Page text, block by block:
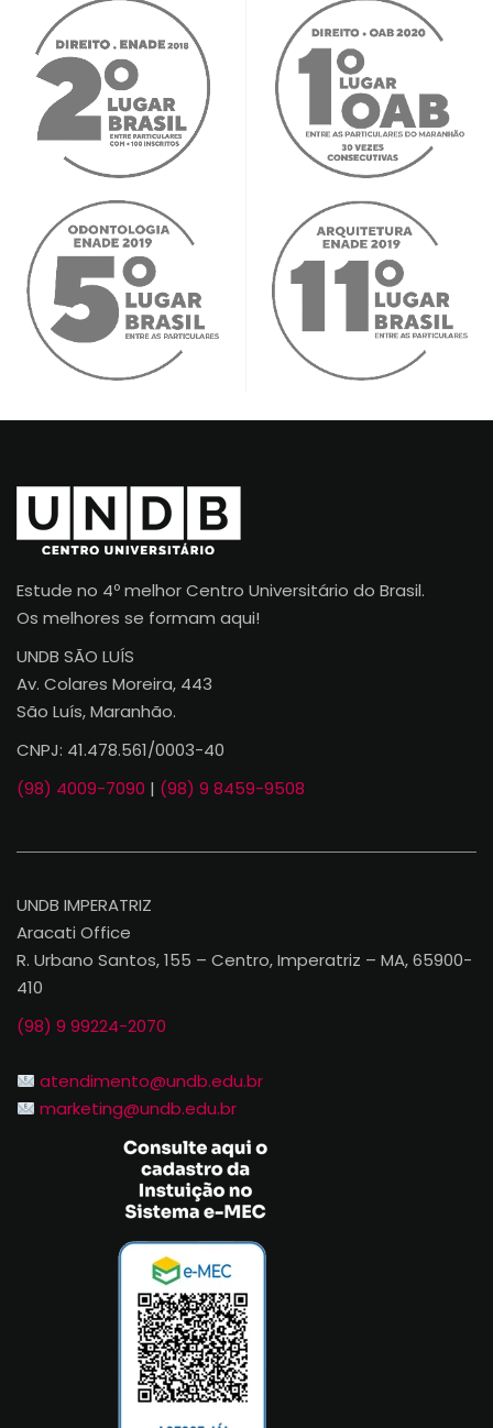
Estude no 4º melhor Centro Universitário do Brasil.
Os melhores se formam aqui!
UNDB SÃO LUÍS
Av. Colares Moreira, 443
São Luís, Maranhão.
CNPJ: 41.478.561/0003-40
(98) 4009-7090 | (98) 9 8459-9508
UNDB IMPERATRIZ
Aracati Office
R. Urbano Santos, 155 – Centro, Imperatriz – MA, 65900-
410
(98) 9 99224-2070
atendimento@undb.edu.br
marketing@undb.edu.br